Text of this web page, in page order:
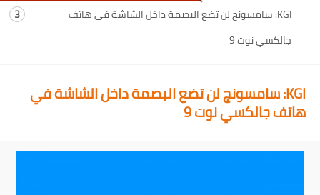
KGI: سامسونج لن تضع البصمة داخل الشاشة في هاتف
جالكسي نوت 9
KGI: سامسونج لن تضع البصمة داخل الشاشة في
هاتف جالكسي نوت 9